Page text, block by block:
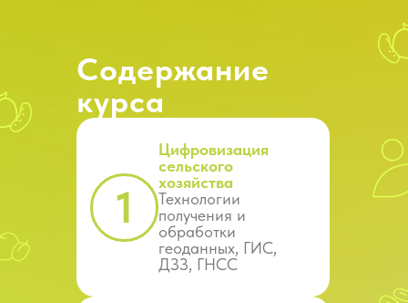
Содержание
курса
1
Цифровизация
сельского
хозяйства
Технологии
получения и
обработки
геоданных, ГИС,
ДЗЗ, ГНСС